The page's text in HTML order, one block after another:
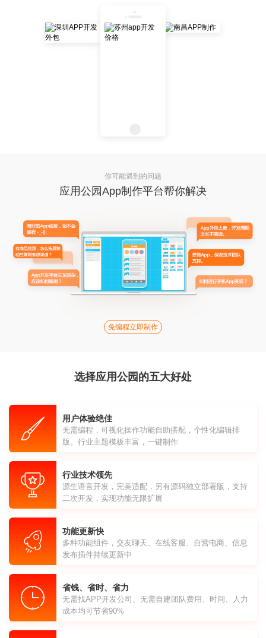
你可能遇到的问题
应用公园App制作平台帮你解决
免编程立即制作
选择应用公园的五大好处
用户体验绝佳
无需编程，可视化操作功能自助搭配，个性化编辑排
版。行业主题模板丰富，一键制作
行业技术领先
源生语言开发，完美适配，另有源码独立部署版，支持
二次开发，实现功能无限扩展
功能更新快
多种功能组件，交友聊天、在线客服、自营电商、信息
发布插件持续更新中
省钱、省时、省力
无需找APP开发公司、无需自建团队费用、时间、人力
成本均可节省90%